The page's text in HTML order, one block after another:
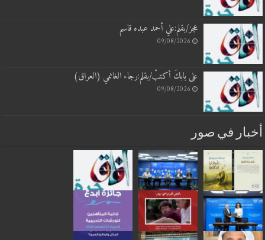
عجز/بقلم:علي أحمد عبده قاسم
09/08/2026
على بابكَ أكتبْ/بقلم:رجاء الغانمي (العراق)
09/08/2026
أخبار في صور